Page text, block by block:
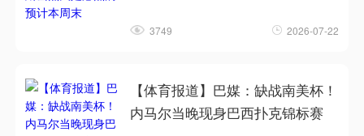
3749 2026-07-22
【体育报道】巴媒：缺战南美杯！
内马尔当晚现身巴西扑克锦标赛